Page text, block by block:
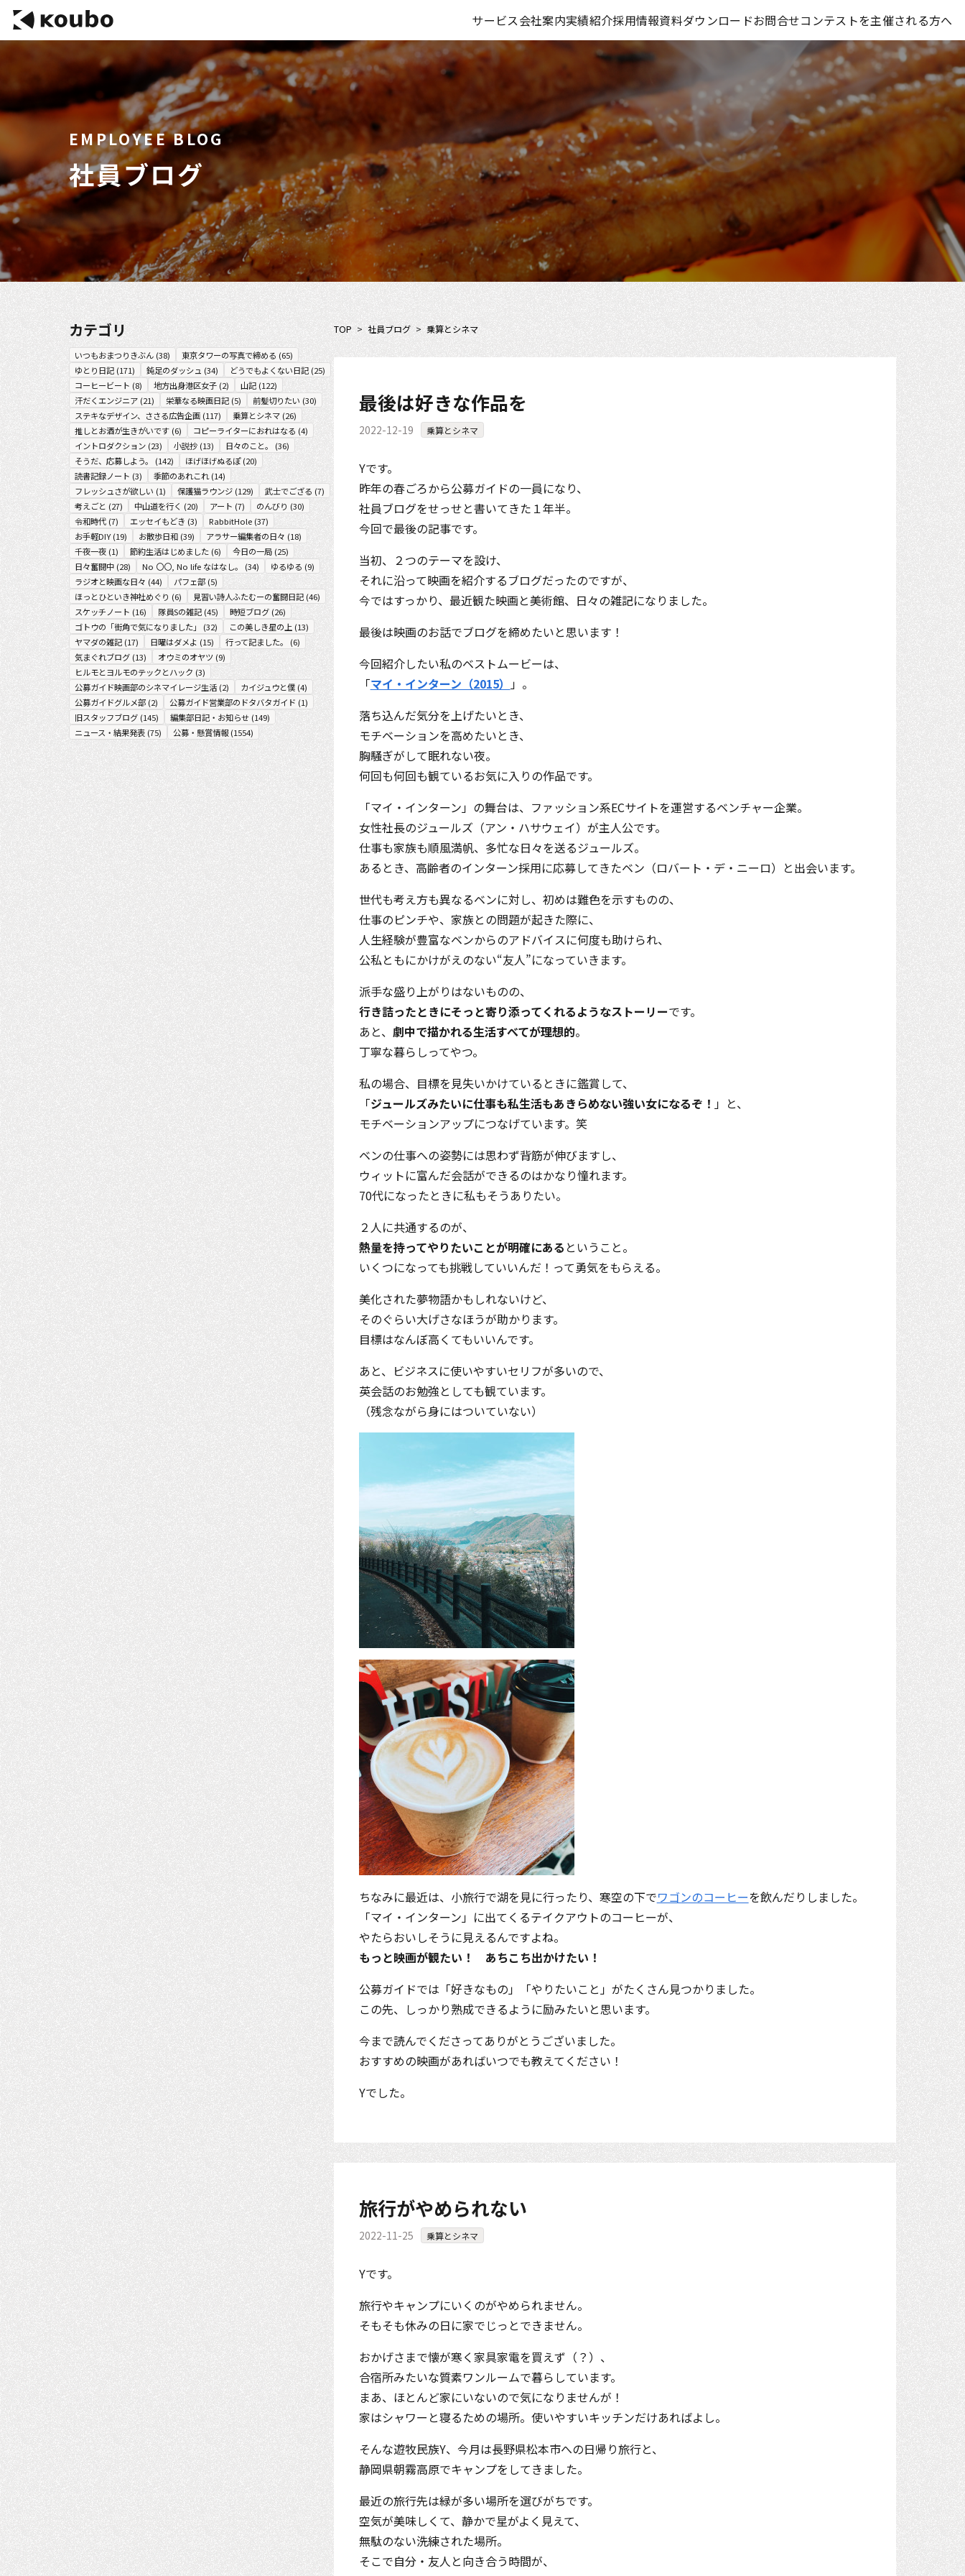
サービス会社案内実績紹介採用情報資料ダウンロードお問合せコンテストを主催される方へ
EMPLOYEE BLOG
社員ブログ
カテゴリ
いつもおまつりきぶん(38) 東京タワーの写真で締める (65)
ゆとり日記(171) 鈍足のダッシュ (34) どうでもよくない日記(25)
コーヒービート (8) 地方出身港区女子(2) 山記(122)
汗だくエンジニア(21) 栄華なる映画日記(5) 前髪切りたい (30)
ステキなデザイン、ささる広告企画(117) 乗算とシネマ(26)
推しとお酒が生きがいです(6) コピーライターにおれはなる (4)
イントロダクション(23) 小説抄(13) 日々のこと。 (36)
そうだ、応募しよう。
(142) ほげほげぬるぽ(20)
読書記録ノート (3) 季節のあれこれ(14)
フレッシュさが欲しい (1) 保護猫ラウンジ(129) 武士でござる (7)
考えごと (27) 中山道を行く (20) アート (7) のんびり (30)
令和時代(7) エッセイもどき (3) RabbitHole(37)
お手軽DIY(19) お散歩日和(39) アラサー編集者の日々 (18)
千夜一夜(1) 節約生活はじめました(6) 今日の一局(25)
日々奮闘中(28) No 〇〇, No life なはなし。 (34) ゆるゆる (9)
ラジオと映画な日々 (44) パフェ部(5)
ほっとひといき神社めぐり (6) 見習い詩人ふたむーの奮闘日記(46)
スケッチノート (16) 隊員Sの雑記(45) 時短ブログ(26)
ゴトウの「街角で気になりました」
(32) この美しき星の上 (13)
ヤマダの雑記(17) 日曜はダメよ (15) 行って記ました。 (6)
気まぐれブログ(13) オウミのオヤツ (9)
ヒルモとヨルモのテックとハック (3)
公募ガイド映画部のシネマイレージ生活(2) カイジュウと僕(4)
公募ガイドグルメ部(2) 公募ガイド営業部のドタバタガイド (1)
旧スタッフブログ(145) 編集部日記・お知らせ(149)
ニュース・結果発表(75) 公募・懸賞情報(1554)
TOP > 社員ブログ > 乗算とシネマ
最後は好きな作品を
2022-12-19 乗算とシネマ
Yです。
昨年の春ごろから公募ガイドの一員になり、
社員ブログをせっせと書いてきた１年半。
今回で最後の記事です。
当初、２つのテーマを設け、
それに沿って映画を紹介するブログだったのですが、
今ではすっかり、最近観た映画と美術館、日々の雑記になりました。
最後は映画のお話でブログを締めたいと思います！
今回紹介したい私のベストムービーは、
「マイ・インターン（2015） 」。
落ち込んだ気分を上げたいとき、
モチベーションを高めたいとき、
胸騒ぎがして眠れない夜。
何回も何回も観ているお気に入りの作品です。
「マイ・インターン」の舞台は、ファッション系ECサイトを運営するベンチャー企業。
女性社長のジュールズ（アン・ハサウェイ）が主人公です。
仕事も家族も順風満帆、多忙な日々を送るジュールズ。
あるとき、高齢者のインターン採用に応募してきたベン（ロバート・デ・ニーロ）と出会います。
世代も考え方も異なるベンに対し、初めは難色を示すものの、
仕事のピンチや、家族との問題が起きた際に、
人生経験が豊富なベンからのアドバイスに何度も助けられ、
公私ともにかけがえのない“友人”になっていきます。
派手な盛り上がりはないものの、
行き詰ったときにそっと寄り添ってくれるようなストーリーです。
あと、 劇中で描かれる生活すべてが理想的。
丁寧な暮らしってやつ。
私の場合、目標を見失いかけているときに鑑賞して、
「ジュールズみたいに仕事も私生活もあきらめない強い女になるぞ！ 」と、
モチベーションアップにつなげています。笑
ベンの仕事への姿勢には思わず背筋が伸びますし、
ウィットに富んだ会話ができるのはかなり憧れます。
70代になったときに私もそうありたい。
２人に共通するのが、
熱量を持ってやりたいことが明確にある ということ。
いくつになっても挑戦していいんだ！って勇気をもらえる。
美化された夢物語かもしれないけど、
そのぐらい大げさなほうが助かります。
目標はなんぼ高くてもいいんです。
あと、ビジネスに使いやすいセリフが多いので、
英会話のお勉強としても観ています。
（残念ながら身にはついていない）
ちなみに最近は、小旅行で湖を見に行ったり、寒空の下でワゴンのコーヒーを飲んだりしました。
「マイ・インターン」に出てくるテイクアウトのコーヒーが、
やたらおいしそうに見えるんですよね。
もっと映画が観たい！ あちこち出かけたい！
公募ガイドでは「好きなもの」「やりたいこと」がたくさん見つかりました。
この先、しっかり熟成できるように励みたいと思います。
今まで読んでくださってありがとうございました。
おすすめの映画があればいつでも教えてください！
Yでした。
旅行がやめられない
2022-11-25 乗算とシネマ
Yです。
旅行やキャンプにいくのがやめられません。
そもそも休みの日に家でじっとできません。
おかげさまで懐が寒く家具家電を買えず（？）、
合宿所みたいな質素ワンルームで暮らしています。
まあ、ほとんど家にいないので気になりませんが！
家はシャワーと寝るための場所。使いやすいキッチンだけあればよし。
そんな遊牧民族Y、今月は長野県松本市への日帰り旅行と、
静岡県朝霧高原でキャンプをしてきました。
最近の旅行先は緑が多い場所を選びがちです。
空気が美味しくて、静かで星がよく見えて、
無駄のない洗練された場所。
そこで自分・友人と向き合う時間が、